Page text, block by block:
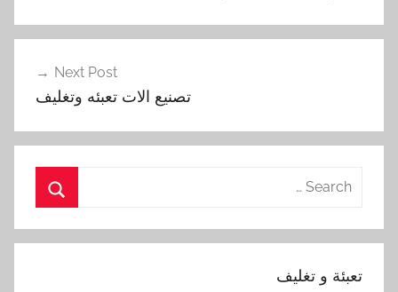
Next Post
تصنيع الات تعبئه وتغليف
Search
تعبئة و تغليف